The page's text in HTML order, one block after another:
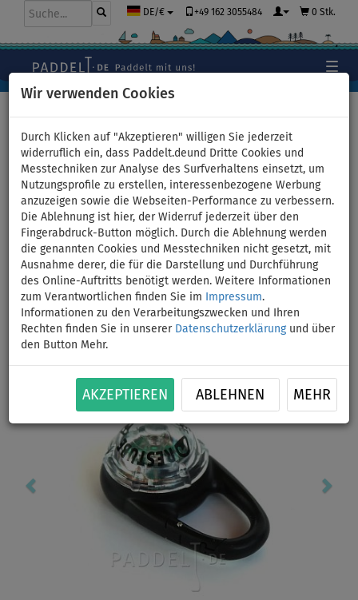
Wir verwenden Cookies
Durch Klicken auf "Akzeptieren" willigen Sie jederzeit
widerruflich ein, dass Paddelt.deund Dritte Cookies und
Messtechniken zur Analyse des Surfverhaltens einsetzt, um
Nutzungsprofile zu erstellen, interessenbezogene Werbung
anzuzeigen sowie die Webseiten-Performance zu verbessern.
Die Ablehnung ist hier, der Widerruf jederzeit über den
Fingerabdruck-Button möglich. Durch die Ablehnung werden
die genannten Cookies und Messtechniken nicht gesetzt, mit
Ausnahme derer, die für die Darstellung und Durchführung
des Online-Auftritts benötigt werden. Weitere Informationen
zum Verantwortlichen finden Sie im
Impressum.
Informationen zu den Verarbeitungszwecken und Ihren
Rechten finden Sie in unserer Datenschutzerklärungund über
den Button Mehr.
AKZEPTIEREN ABLEHNEN MEHR
DE/€ +49 162 3055484 0 Stk.
Wasserdichtes LED-
Sicherheitslicht RESTUBE
BIS
-10 %
Previous